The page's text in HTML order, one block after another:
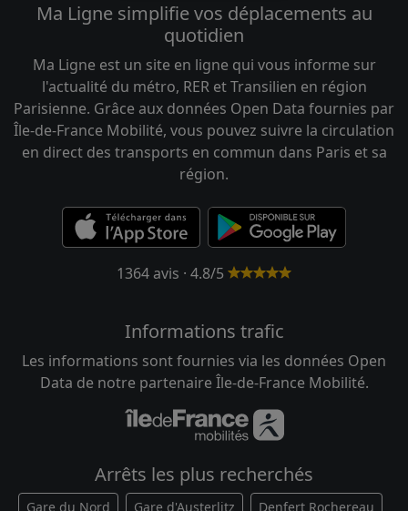
Ma Ligne simplifie vos déplacements au
quotidien
Ma Ligne est un site en ligne qui vous informe sur
l'actualité du métro, RER et Transilien en région
Parisienne. Grâce aux données Open Data fournies par
Île-de-France Mobilité, vous pouvez suivre la circulation
en direct des transports en commun dans Paris et sa
région.
1364 avis · 4.8/5
Informations trafic
Les informations sont fournies via les données Open
Data de notre partenaire Île-de-France Mobilité.
Arrêts les plus recherchés
Gare du Nord Gare d'Austerlitz Denfert Rochereau